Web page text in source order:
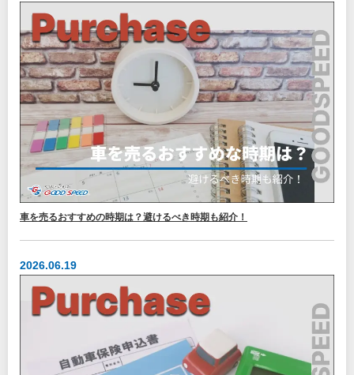
車を売るおすすめの時期は？避けるべき時期も紹介！
2026.06.19